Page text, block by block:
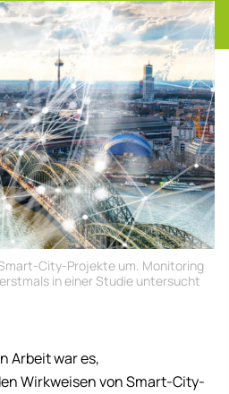
City-Projekte um. Monitoring
in einer Studie untersucht
Arbeit war es,
Wirkweisen von Smart-City-